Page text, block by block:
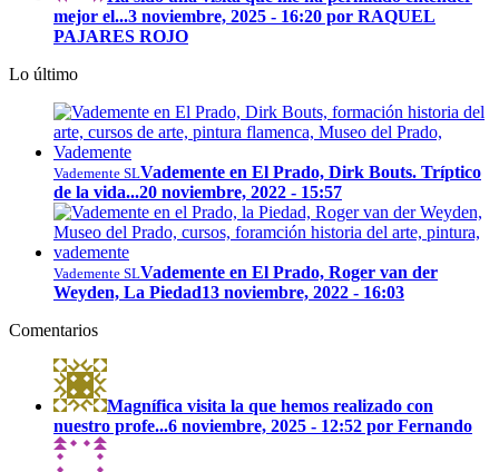
mejor el...3 noviembre, 2025 - 16:20 por RAQUEL
PAJARES ROJO
Lo último
Vademente SLVademente en El Prado, Dirk Bouts. Tríptico
de la vida...20 noviembre, 2022 - 15:57
Vademente SLVademente en El Prado, Roger van der
Weyden, La Piedad13 noviembre, 2022 - 16:03
Comentarios
Magnífica visita la que hemos realizado con
nuestro profe...6 noviembre, 2025 - 12:52 por Fernando